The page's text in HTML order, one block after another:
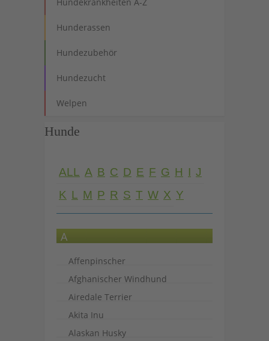
Hunderassen
Hundezubehör
Hundezucht
Welpen
Hunde
ALL A B C D E F G H I J
K L M P R S T W X Y
A
Affenpinscher
Afghanischer Windhund
Airedale Terrier
Akita Inu
Alaskan Husky